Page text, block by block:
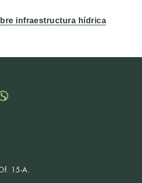
infraestructura hídrica
15-A.